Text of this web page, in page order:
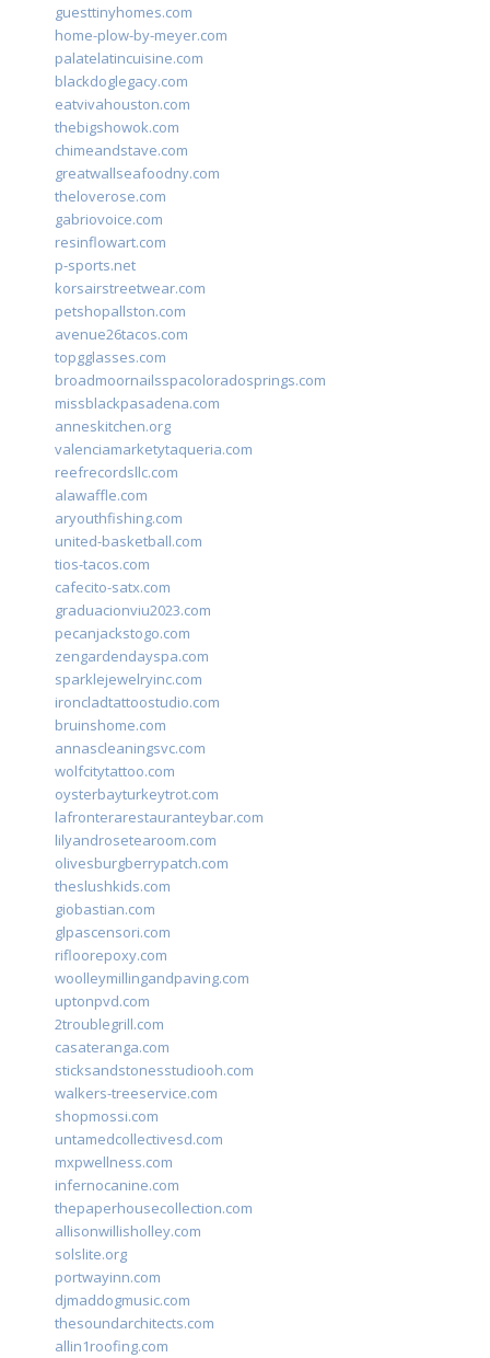
guesttinyhomes.com
home-plow-by-meyer.com
palatelatincuisine.com
blackdoglegacy.com
eatvivahouston.com
thebigshowok.com
chimeandstave.com
greatwallseafoodny.com
theloverose.com
gabriovoice.com
resinflowart.com
p-sports.net
korsairstreetwear.com
petshopallston.com
avenue26tacos.com
topgglasses.com
broadmoornailsspacoloradosprings.com
missblackpasadena.com
anneskitchen.org
valenciamarketytaqueria.com
reefrecordsllc.com
alawaffle.com
aryouthfishing.com
united-basketball.com
tios-tacos.com
cafecito-satx.com
graduacionviu2023.com
pecanjackstogo.com
zengardendayspa.com
sparklejewelryinc.com
ironcladtattoostudio.com
bruinshome.com
annascleaningsvc.com
wolfcitytattoo.com
oysterbayturkeytrot.com
lafronterarestauranteybar.com
lilyandrosetearoom.com
olivesburgberrypatch.com
theslushkids.com
giobastian.com
glpascensori.com
rifloorepoxy.com
woolleymillingandpaving.com
uptonpvd.com
2troublegrill.com
casateranga.com
sticksandstonesstudiooh.com
walkers-treeservice.com
shopmossi.com
untamedcollectivesd.com
mxpwellness.com
infernocanine.com
thepaperhousecollection.com
allisonwillisholley.com
solslite.org
portwayinn.com
djmaddogmusic.com
thesoundarchitects.com
allin1roofing.com